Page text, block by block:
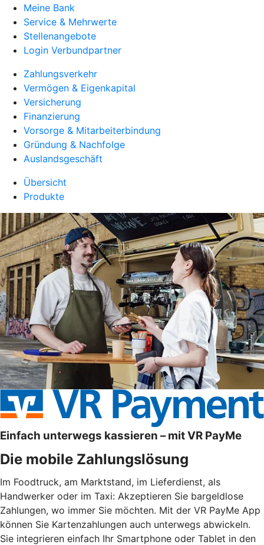
Meine Bank
Service & Mehrwerte
Stellenangebote
Login Verbundpartner
Zahlungsverkehr
Vermögen & Eigenkapital
Versicherung
Finanzierung
Vorsorge & Mitarbeiterbindung
Gründung & Nachfolge
Auslandsgeschäft
Übersicht
Produkte
Einfach unterwegs kassieren – mit VR PayMe
Die mobile Zahlungslösung
Im Foodtruck, am Marktstand, im Lieferdienst, als
Handwerker oder im Taxi: Akzeptieren Sie bargeldlose
Zahlungen, wo immer Sie möchten. Mit der VR PayMe App
können Sie Kartenzahlungen auch unterwegs abwickeln.
Sie integrieren einfach Ihr Smartphone oder Tablet in den